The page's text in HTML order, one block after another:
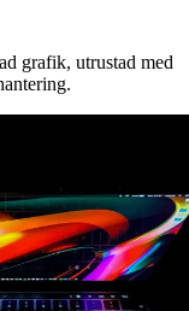
grafik, utrustad med